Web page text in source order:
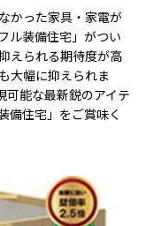
かった家具・家電が
ル装備住宅」がつい
えられる期待度が高
大幅に抑えられま
可能な最新鋭のアイテ
備住宅」をご賞味く